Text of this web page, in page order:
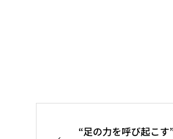
“足の力を呼び起こ